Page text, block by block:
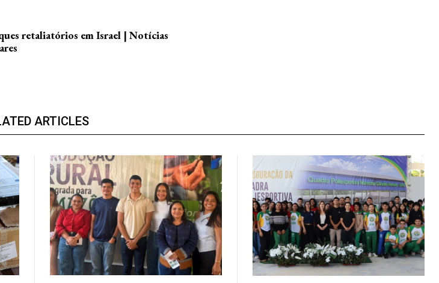
retaliatórios em Israel | Notícias
ARTICLES